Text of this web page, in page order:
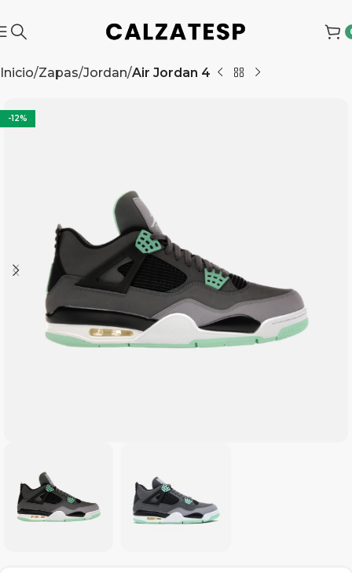
Inicio Zapas Jordan Air Jordan 4
-12%